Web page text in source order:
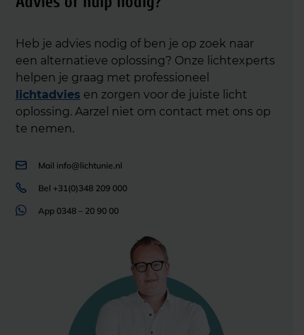
Heb je advies nodig of ben je op zoek naar
een alternatieve oplossing? Onze lichtexperts
helpen je graag met professioneel
lichtadvies en zorgen voor de juiste licht
oplossing. Aarzel niet om contact met ons op
te nemen.
Mail info@lichtunie.nl
Bel +31(0)348 209 000
App 0348 – 20 90 00